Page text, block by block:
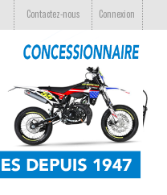
Connexion
Contactez-nous